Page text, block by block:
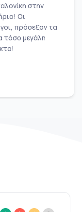
στην
Οι
πρόσεξαν τα
τόσο μεγάλη